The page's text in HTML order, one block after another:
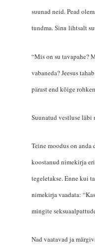
suunad neid. Pead
tundma. Sina lihtsalt
“Mis on su tavapahe?
vabaneda? Jeesus
pärast end kõige
Suunatud vestluse läbi
Teine moodus on
koostanud nimekirja
tegeletakse. Enne kui
nimekirja vaadata:
mingite
Nad vaatavad ja